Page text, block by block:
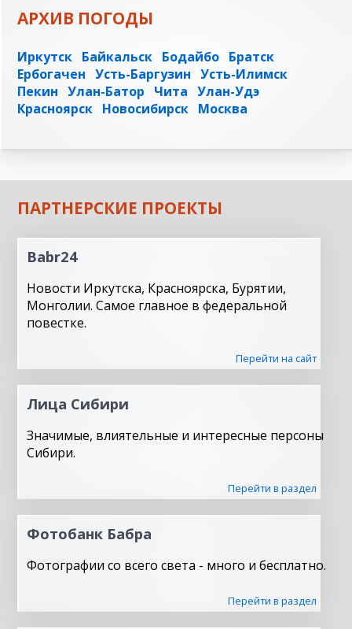
АРХИВ ПОГОДЫ
Иркутск Байкальск Бодайбо Братск
Ербогачен Усть-Баргузин Усть-Илимск
Пекин Улан-Батор Чита Улан-Удэ
Красноярск Новосибирск Москва
ПАРТНЕРСКИЕ ПРОЕКТЫ
Babr24
Новости Иркутска, Красноярска, Бурятии,
Монголии. Самое главное в федеральной
повестке.
Перейти на сайт
Лица Сибири
Значимые, влиятельные и интересные персоны
Сибири.
Перейти в раздел
Фотобанк Бабра
Фотографии со всего света - много и бесплатно.
Перейти в раздел